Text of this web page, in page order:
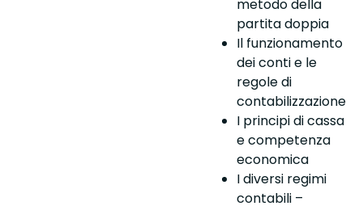
metodo della
partita doppia
Il funzionamento
dei conti e le
regole di
contabilizzazione
I principi di cassa
e competenza
economica
I diversi regimi
contabili –